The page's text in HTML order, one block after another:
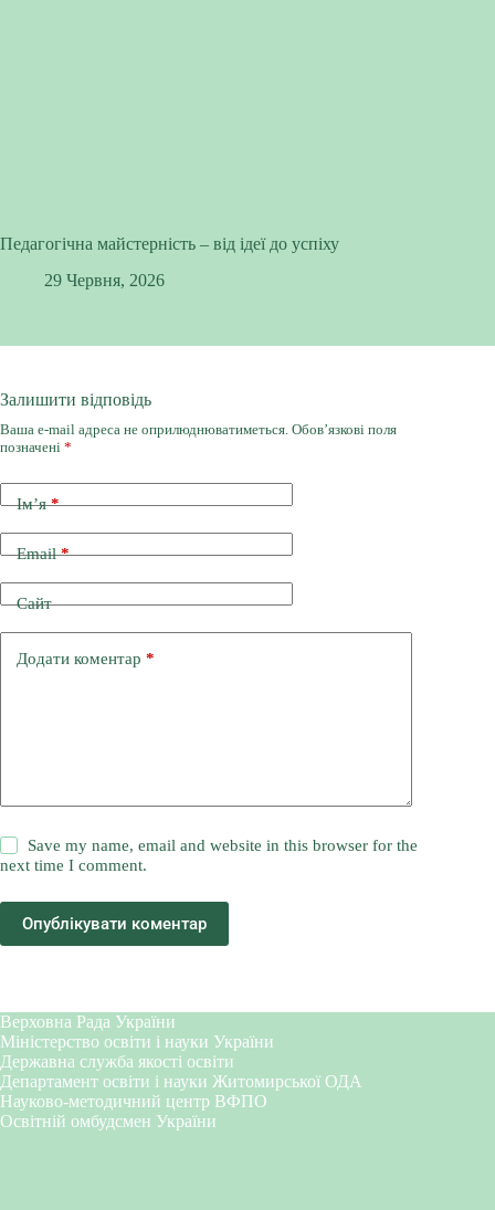
Педагогічна майстерність – від ідеї до успіху
29 Червня, 2026
Залишити відповідь
Ваша e-mail адреса не оприлюднюватиметься. Обов’язкові поля
позначені *
Ім’я*
Email*
Сайт
Додати коментар *
Save my name, email and website in this browser for the
next time I comment.
Опублікувати коментар
Верховна Рада України
Міністерство освіти і науки України
Державна служба якості освіти
Департамент освіти і науки Житомирської ОДА
Науково-методичний центр ВФПО
Освітній омбудсмен України